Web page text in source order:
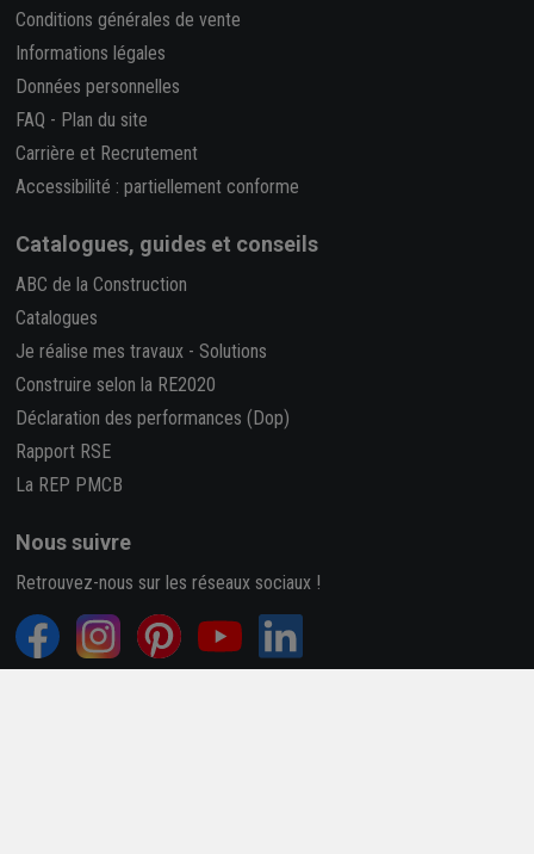
Conditions générales de vente
Informations légales
Données personnelles
FAQ - Plan du site
Carrière et Recrutement
Accessibilité : partiellement conforme
Catalogues, guides et conseils
ABC de la Construction
Catalogues
Je réalise mes travaux - Solutions
Construire selon la RE2020
Déclaration des performances (Dop)
Rapport RSE
La REP PMCB
Nous suivre
Retrouvez-nous sur les réseaux sociaux !